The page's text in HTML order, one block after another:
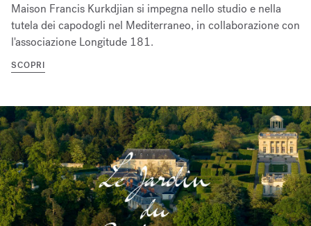
Maison Francis Kurkdjian si impegna nello studio e nella
tutela dei capodogli nel Mediterraneo, in collaborazione con
l'associazione Longitude 181.
SCOPRI